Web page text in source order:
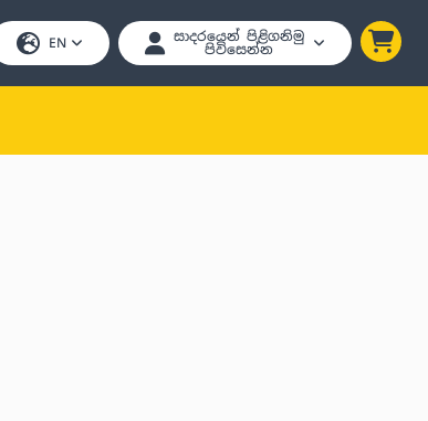
EN සාදරයෙන් පිළිගනිමු
පිවිසෙන්න